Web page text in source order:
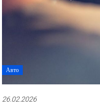
рекламные
Авто
26.02.2026